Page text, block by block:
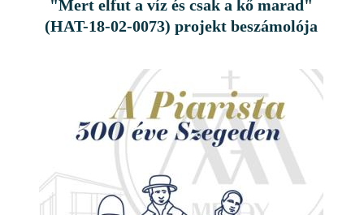
"Mert elfut a víz és csak a kő marad"
(HAT-18-02-0073) projekt beszámolója